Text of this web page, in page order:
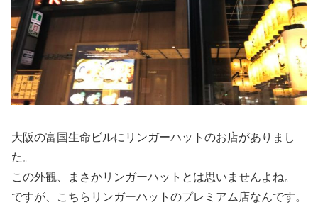
大阪の富国生命ビルにリンガーハットのお店がありまし
た。
この外観、まさかリンガーハットとは思いませんよね。
ですが、こちらリンガーハットのプレミアム店なんです。